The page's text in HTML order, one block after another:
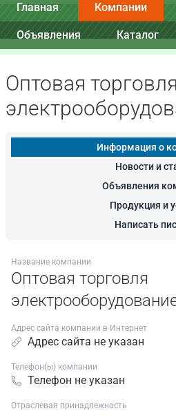
Главная Компании
Объявления Каталог
Оптовая торговля
Информация о
Новости и
Объявления
Продукция и
Написать
Название компании
Оптовая торговля
Адрес сайта компании в Интернет
Адрес сайта не указан
Телефон(ы) компании
Телефон не указан
Отраслевая принадлежность